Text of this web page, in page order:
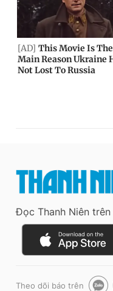
Đọc Thanh Niên
Theo dõi báo trên